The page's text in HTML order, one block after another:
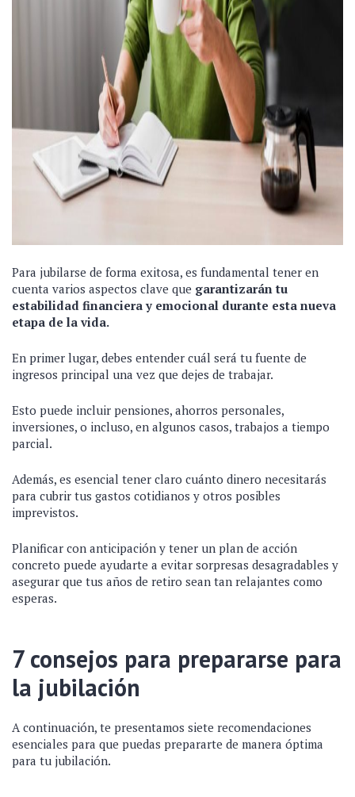
Para jubilarse de forma exitosa, es fundamental tener en
cuenta varios aspectos clave que garantizarán tu
estabilidad financiera y emocional durante esta nueva
etapa de la vida.
En primer lugar, debes entender cuál será tu fuente de
ingresos principal una vez que dejes de trabajar.
Esto puede incluir pensiones, ahorros personales,
inversiones, o incluso, en algunos casos, trabajos a tiempo
parcial.
Además, es esencial tener claro cuánto dinero necesitarás
para cubrir tus gastos cotidianos y otros posibles
imprevistos.
Planificar con anticipación y tener un plan de acción
concreto puede ayudarte a evitar sorpresas desagradables y
asegurar que tus años de retiro sean tan relajantes como
esperas.
7 consejos para prepararse para
la jubilación
A continuación, te presentamos siete recomendaciones
esenciales para que puedas prepararte de manera óptima
para tu jubilación.